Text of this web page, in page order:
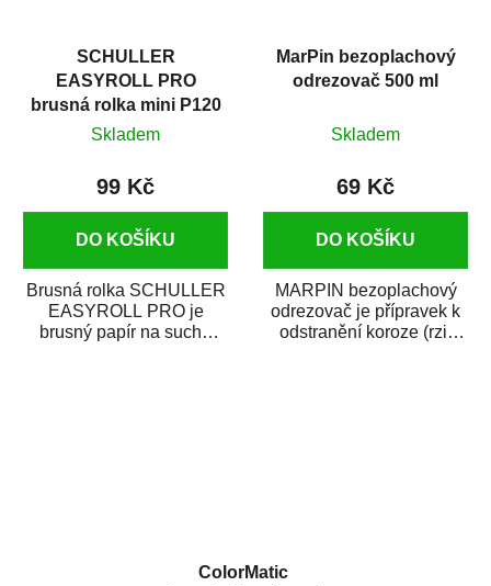
SCHULLER
EASYROLL PRO
brusná rolka mini P120
Skladem
99 Kč
DO KOŠÍKU
Brusná rolka SCHULLER
EASYROLL PRO je
brusný papír na suché
MarPin bezoplachový
odrezovač 500 ml
Skladem
69 Kč
DO KOŠÍKU
MARPIN bezoplachový
odrezovač je přípravek k
odstranění koroze (rzi)
ColorMatic